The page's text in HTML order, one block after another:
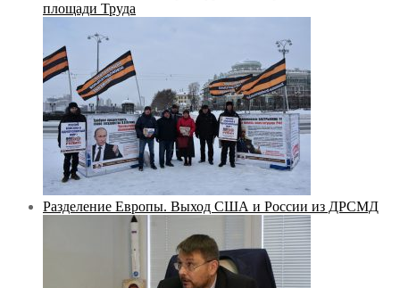
площади Труда
Разделение Европы. Выход США и России из ДРСМД